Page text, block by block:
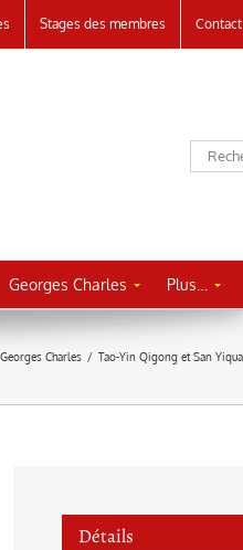
Stages des membres Contact
Georges Charles Plus…
Charles / Tao-Yin Qigong et San
Détails